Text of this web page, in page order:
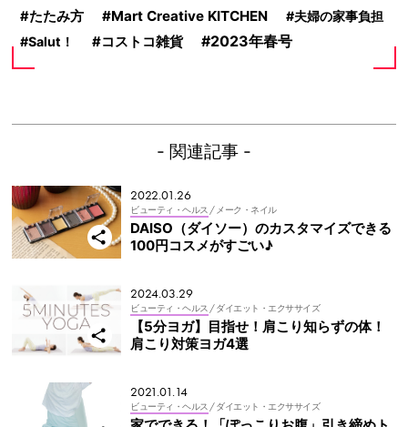
たたみ方 Mart Creative KITCHEN
夫婦の家事負担
Salut！
コストコ雑貨 2023年春号
- 関連記事 -
2022.01.26
ビューティ・ヘルス / メーク・ネイル
DAISO（ダイソー）のカスタマイズできる
100円コスメがすごい♪
2024.03.29
ビューティ・ヘルス / ダイエット・エクササイズ
【5分ヨガ】目指せ！肩こり知らずの体！
肩こり対策ヨガ4選
2021.01.14
ビューティ・ヘルス / ダイエット・エクササイズ